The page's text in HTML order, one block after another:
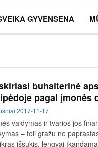
GYVENSENA
buhalterinė
pagal įmonės
2017-11-17
valdymas ir tvarios jos
– toli gražu ne
iššūkis, lengvai